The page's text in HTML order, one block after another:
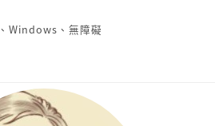
、 Windows 、 無障礙